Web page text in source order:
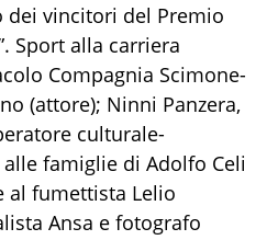
dei vincitori del Premio
Sport alla carriera
Compagnia Scimone-
(attore); Ninni Panzera,
culturale-
famiglie di Adolfo Celi
al fumettista Lelio
Ansa e fotografo